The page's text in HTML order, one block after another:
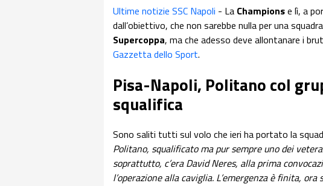
Ultime notizie SSC Napoli - La Championse lì, a
dall’obiettivo, che non sarebbe nulla per una
Supercoppa, ma che adesso deve allontanare i
Gazzetta dello Sport.
Pisa-Napoli, Politano col
squalifica
Sono saliti tutti sul volo che ieri ha portato la
Politano, squalificato ma pur sempre uno dei
soprattutto, c’era David Neres, alla prima
l’operazione alla caviglia. L’emergenza è finita, ora